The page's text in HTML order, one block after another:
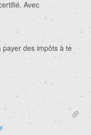
Avec
payer des impôts à te